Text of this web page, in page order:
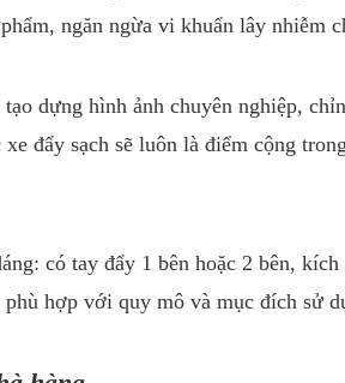
ngăn ngừa vi khuẩn lây nhiễm
dựng hình ảnh chuyên nghiệp,
đẩy sạch sẽ luôn là điểm cộng
có tay đẩy 1 bên hoặc 2 bên,
hợp với quy mô và mục đích sử